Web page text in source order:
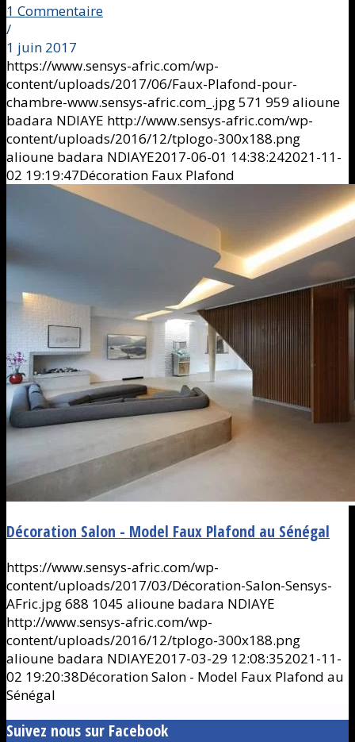
1 Commentaire
/
1 juin 2017
https://www.sensys-afric.com/wp-
content/uploads/2017/06/Faux-Plafond-pour-
chambre-www.sensys-afric.com_.jpg571 959 alioune
badara NDIAYE http://www.sensys-afric.com/wp-
content/uploads/2016/12/tplogo-300x188.png
alioune badara NDIAYE2017-06-01 14:38:242021-11-
02 19:19:47Décoration Faux Plafond
Décoration Salon - Model Faux Plafond au Sénégal
https://www.sensys-afric.com/wp-
content/uploads/2017/03/Décoration-Salon-Sensys-
AFric.jpg688 1045 alioune badara NDIAYE
http://www.sensys-afric.com/wp-
content/uploads/2016/12/tplogo-300x188.png
alioune badara NDIAYE2017-03-29 12:08:352021-11-
02 19:20:38Décoration Salon - Model Faux Plafond au
Sénégal
Suivez nous sur Facebook